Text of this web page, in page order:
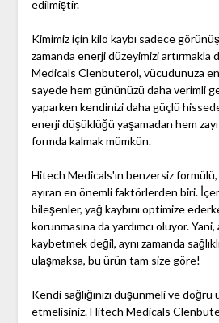
edilmiştir.
Kimimiz için kilo kaybı sadece
zamanda enerji düzeyimizi artırmakla
Medicals Clenbuterol, vücudunuza
sayede hem gününüzü daha verimli
yaparken kendinizi daha güçlü
enerji düşüklüğü yaşamadan hem
formda kalmak mümkün.
Hitech Medicals'ın benzersiz
ayıran en önemli faktörlerden biri.
bileşenler, yağ kaybını optimize
korunmasına da yardımcı oluyor. Yani,
kaybetmek değil, aynı zamanda
ulaşmaksa, bu ürün tam size göre!
Kendi sağlığınızı düşünmeli ve
etmelisiniz. Hitech Medicals